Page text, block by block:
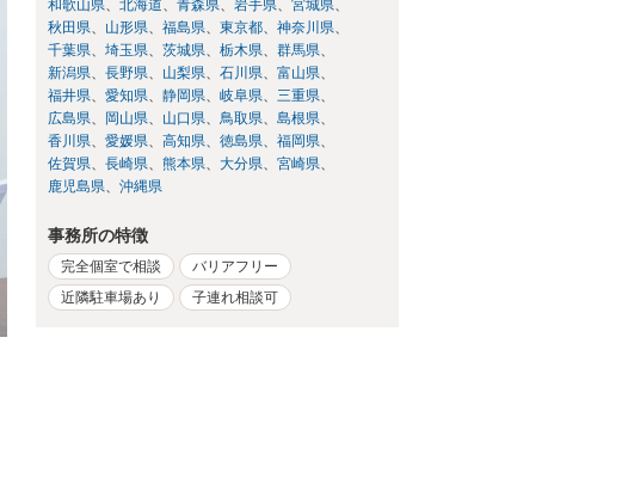
和歌山県
北海道 青森県 岩手県
宮城県
秋田県
山形県 福島県 東京都
神奈川県
千葉県
埼玉県 茨城県 栃木県
群馬県
新潟県
長野県 山梨県 石川県
富山県
福井県
愛知県 静岡県 岐阜県
三重県
広島県
岡山県 山口県 鳥取県
島根県
香川県
愛媛県 高知県 徳島県
福岡県
佐賀県
長崎県 熊本県 大分県
宮崎県
鹿児島県
沖縄県
事務所の特徴
完全個室で相談
バリアフリー
近隣駐車場あり
子連れ相談可